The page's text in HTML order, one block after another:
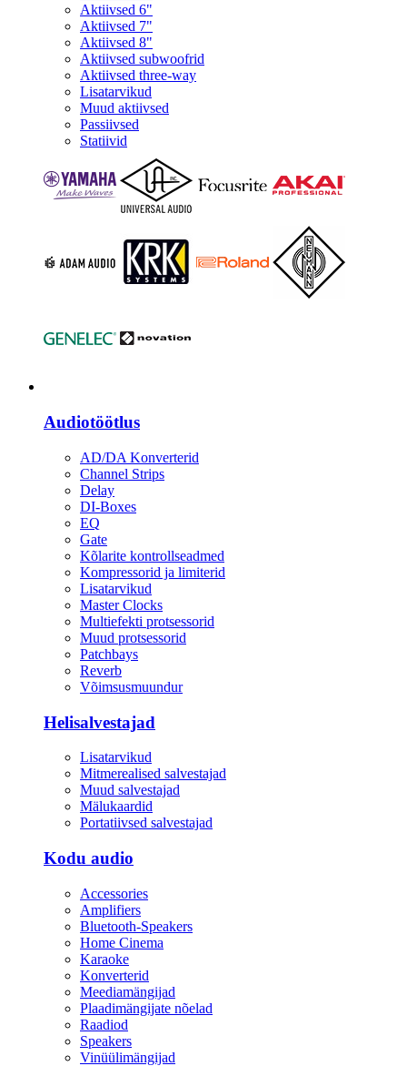
Aktiivsed 6"
Aktiivsed 7"
Aktiivsed 8"
Aktiivsed subwoofrid
Aktiivsed three-way
Lisatarvikud
Muud aktiivsed
Passiivsed
Statiivid
Audiotöötlus
AD/DA Konverterid
Channel Strips
Delay
DI-Boxes
EQ
Gate
Kõlarite kontrollseadmed
Kompressorid ja limiterid
Lisatarvikud
Master Clocks
Multiefekti protsessorid
Muud protsessorid
Patchbays
Reverb
Võimsusmuundur
Helisalvestajad
Lisatarvikud
Mitmerealised salvestajad
Muud salvestajad
Mälukaardid
Portatiivsed salvestajad
Kodu audio
Accessories
Amplifiers
Bluetooth-Speakers
Home Cinema
Karaoke
Konverterid
Meediamängijad
Plaadimängijate nõelad
Raadiod
Speakers
Vinüülimängijad